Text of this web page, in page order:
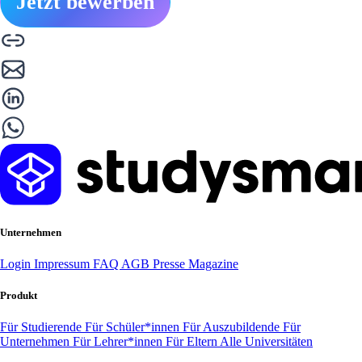
Unternehmen
Login Impressum FAQ AGB Presse Magazine
Produkt
Für Studierende Für Schüler*innen Für Auszubildende Für
Unternehmen Für Lehrer*innen Für Eltern Alle Universitäten